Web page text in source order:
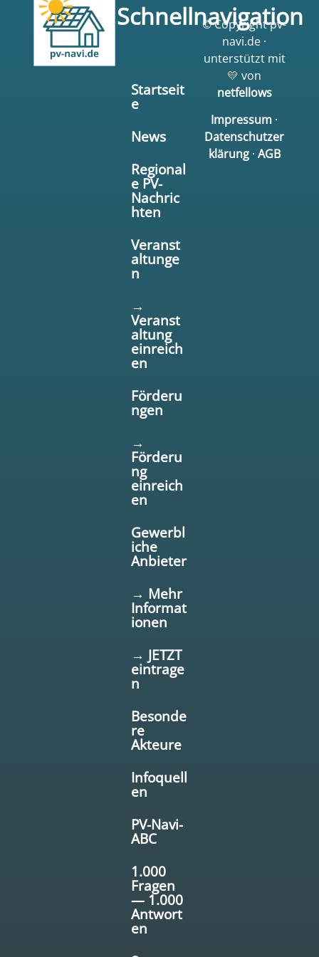
Schnellnavigation
Startseit
e
News
Regional
e PV-
Nachric
hten
Veranst
altunge
n
→
Veranst
altung
einreich
en
Förderu
ngen
→
Förderu
ng
einreich
en
Gewerbl
iche
Anbieter
→ Mehr
Informat
ionen
→ JETZT
eintrage
n
Besonde
re
Akteure
Infoquell
en
PV-Navi-
ABC
1.000
Fragen
— 1.000
Antwort
en
© Copyright pv-
navi.de ·
unterstützt mit
💛 von
netfellows
Impressum ·
Datenschutzer
klärung· AGB